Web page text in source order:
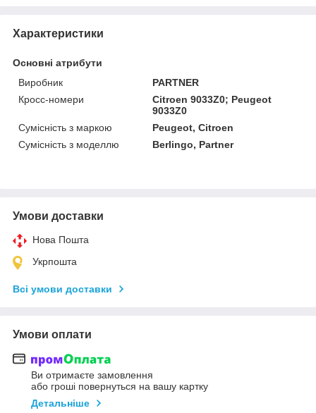
Характеристики
Основні атрибути
Виробник
PARTNER
Кросс-номери
Citroen 9033Z0; Peugeot
9033Z0
Сумісність з маркою
Peugeot, Citroen
Сумісність з моделлю
Berlingo, Partner
Умови доставки
Нова Пошта
Укрпошта
Всі умови доставки
Умови оплати
Ви отримаєте замовлення
або гроші повернуться на вашу картку
Детальніше